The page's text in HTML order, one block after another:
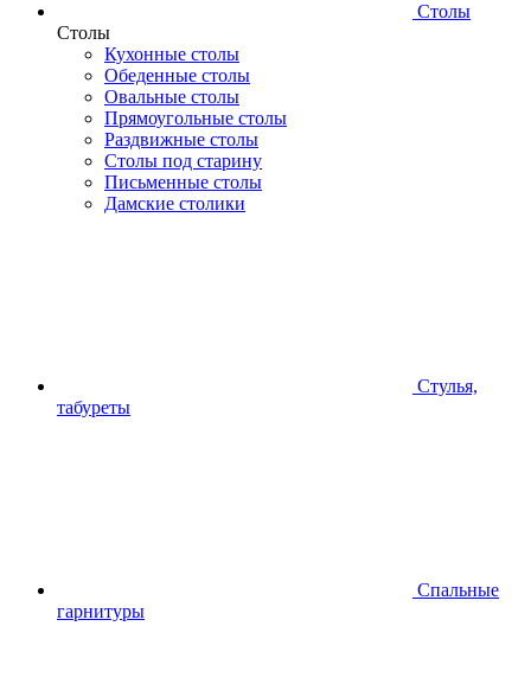
Столы
Столы
Кухонные столы
Обеденные столы
Овальные столы
Прямоугольные столы
Раздвижные столы
Столы под старину
Письменные столы
Дамские столики
Стулья,
табуреты
Спальные
гарнитуры